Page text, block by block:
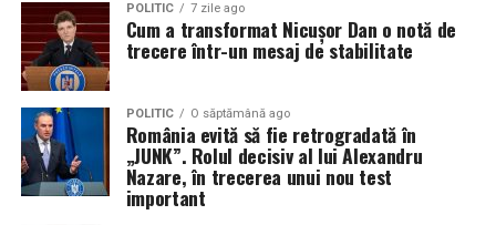
POLITIC 7 zile ago
Cum a transformat Nicușor Dan o notă de
trecere într-un mesaj de stabilitate
POLITIC O săptămână ago
România evită să fie retrogradată în
„JUNK”. Rolul decisiv al lui Alexandru
Nazare, în trecerea unui nou test
important